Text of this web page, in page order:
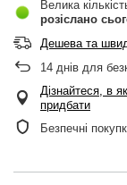
Велика
розіслано
Дешева та
14 днів для
Дізнайтеся, в
придбати
Безпечні